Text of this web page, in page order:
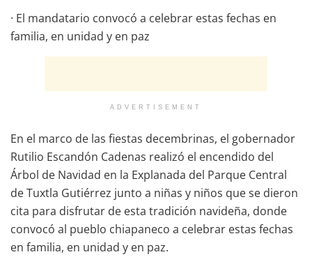
· El mandatario convocó a celebrar estas fechas en
familia, en unidad y en paz
ADVERTISEMENT
En el marco de las fiestas decembrinas, el gobernador
Rutilio Escandón Cadenas realizó el encendido del
Árbol de Navidad en la Explanada del Parque Central
de Tuxtla Gutiérrez junto a niñas y niños que se dieron
cita para disfrutar de esta tradición navideña, donde
convocó al pueblo chiapaneco a celebrar estas fechas
en familia, en unidad y en paz.